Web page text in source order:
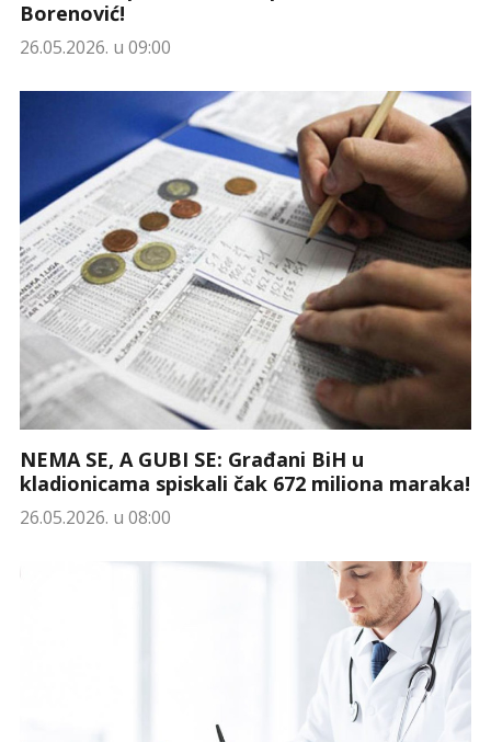
Borenović!
26.05.2026. u 09:00
NEMA SE, A GUBI SE: Građani BiH u
kladionicama spiskali čak 672 miliona maraka!
26.05.2026. u 08:00